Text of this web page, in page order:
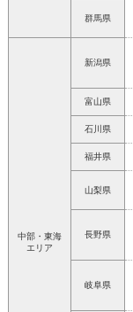
群馬県
中部・東海
エリア
新潟県
富山県
石川県
福井県
山梨県
長野県
岐阜県